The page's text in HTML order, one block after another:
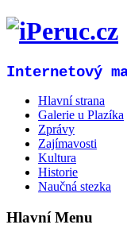
Internetový
Hlavní strana
Galerie u Plazíka
Zprávy
Zajímavosti
Kultura
Historie
Naučná stezka
Hlavní Menu